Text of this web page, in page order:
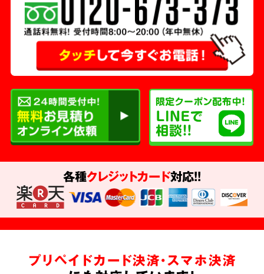
各種クレジットカード対応!!
プリペイドカード決済・スマホ決済